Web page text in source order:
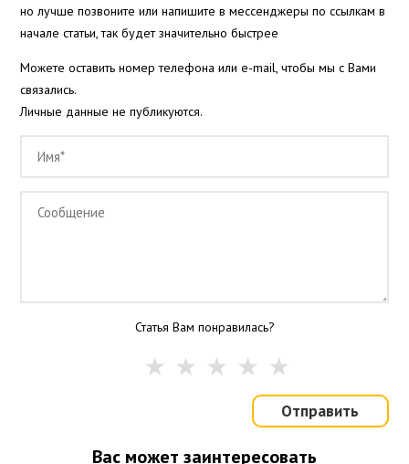
но лучше позвоните или напишите в мессенджеры по ссылкам в
начале статьи, так будет значительно быстрее
Можете оставить номер телефона или e-mail, чтобы мы с Вами
связались.
Личные данные не публикуются.
Статья Вам понравилась?
Отправить
Вас может заинтересовать